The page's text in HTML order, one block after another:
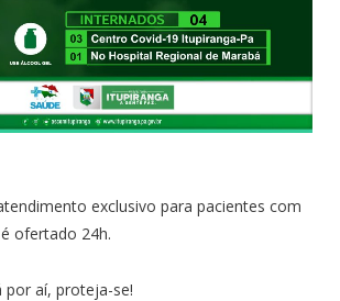
exclusivo para pacientes com
ofertado 24h.
por aí, proteja-se!